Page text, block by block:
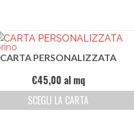
CARTA PERSONALIZZATA
€45,00 al mq
SCEGLI LA CARTA